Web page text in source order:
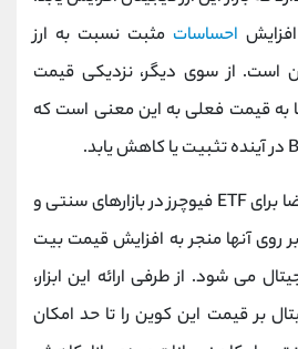
احساسات مثبت نسبت به ارز
است. از سوی دیگر، نزدیکی قیمت
به قیمت فعلی به این معنی است که
علاوه بر این، افزایش تقاضا برای ETF فیوچرز در بازارهای سنتی و
آنها منجر به افزایش قیمت بیت
می شود. از طرفی ارائه این ابزار،
بر قیمت این کوین را تا حد امکان